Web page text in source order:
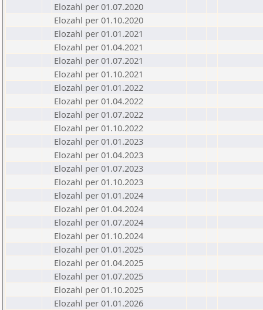
Elozahl per 01.07.2020
Elozahl per 01.10.2020
Elozahl per 01.01.2021
Elozahl per 01.04.2021
Elozahl per 01.07.2021
Elozahl per 01.10.2021
Elozahl per 01.01.2022
Elozahl per 01.04.2022
Elozahl per 01.07.2022
Elozahl per 01.10.2022
Elozahl per 01.01.2023
Elozahl per 01.04.2023
Elozahl per 01.07.2023
Elozahl per 01.10.2023
Elozahl per 01.01.2024
Elozahl per 01.04.2024
Elozahl per 01.07.2024
Elozahl per 01.10.2024
Elozahl per 01.01.2025
Elozahl per 01.04.2025
Elozahl per 01.07.2025
Elozahl per 01.10.2025
Elozahl per 01.01.2026